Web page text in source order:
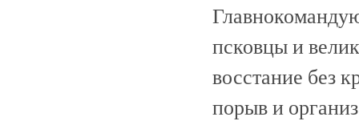
псковцы и
восстание без
порыв и